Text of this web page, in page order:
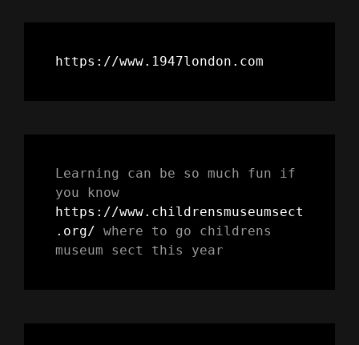
https://www.1947london.com
Learning can be so much fun if
https://www.childrensmuseumsect
.org/ where to go childrens
museum sect this year